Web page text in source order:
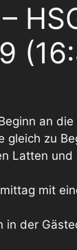
an
zu
Latten
mit
der